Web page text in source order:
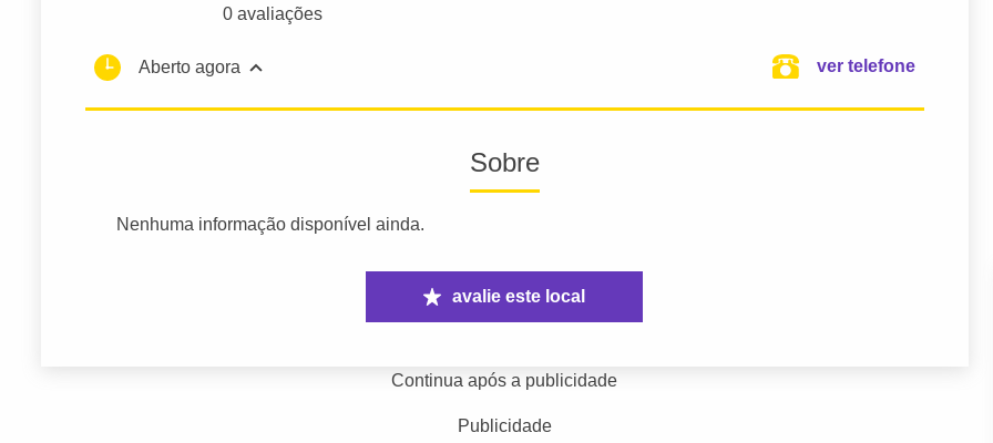
0 avaliações
Aberto agora ver telefone
Sobre
Nenhuma informação disponível ainda.
avalie este local
Continua após a publicidade
Publicidade